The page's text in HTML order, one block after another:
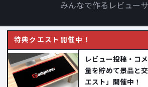
みんなで作るレビュー
特典クエスト開催中！
レビュー投稿・コ
量を貯めて景品と
エスト」開催中！